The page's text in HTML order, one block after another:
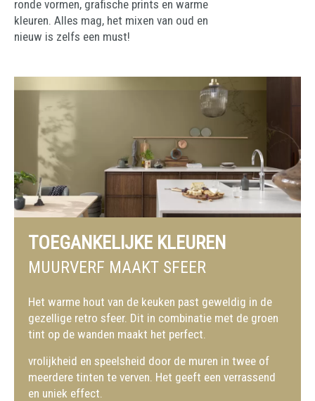
ronde vormen, grafische prints en warme
kleuren. Alles mag, het mixen van oud en
nieuw is zelfs een must!
TOEGANKELIJKE KLEUREN
MUURVERF MAAKT SFEER
Het warme hout van de keuken past geweldig in de
gezellige retro sfeer. Dit in combinatie met de groen
tint op de wanden maakt het perfect.
vrolijkheid en speelsheid door de muren in twee of
meerdere tinten te verven. Het geeft een verrassend
en uniek effect.